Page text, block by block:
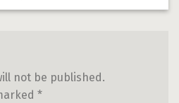
not be published.
*